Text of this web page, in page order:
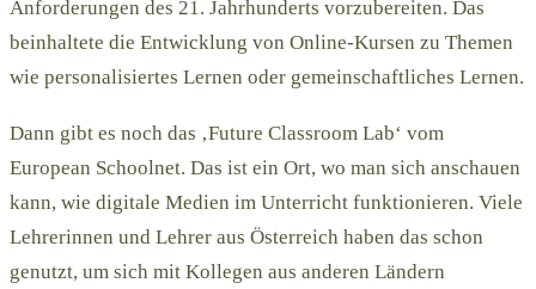
Anforderungen des 21. Jahrhunderts vorzubereiten. Das
beinhaltete die Entwicklung von Online-Kursen zu Themen
wie personalisiertes Lernen oder gemeinschaftliches Lernen.
Dann gibt es noch das ‚Future Classroom Lab‘ vom
European Schoolnet. Das ist ein Ort, wo man sich anschauen
kann, wie digitale Medien im Unterricht funktionieren. Viele
Lehrerinnen und Lehrer aus Österreich haben das schon
genutzt, um sich mit Kollegen aus anderen Ländern